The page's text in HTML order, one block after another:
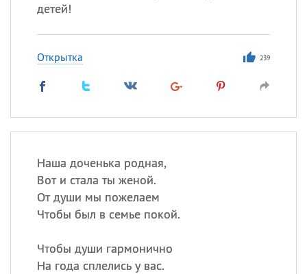
детей!
Открытка 239
Наша доченька родная,
Вот и стала ты женой.
От души мы пожелаем
Чтобы был в семье покой.
Чтобы души гармонично
На года сплелись у вас.